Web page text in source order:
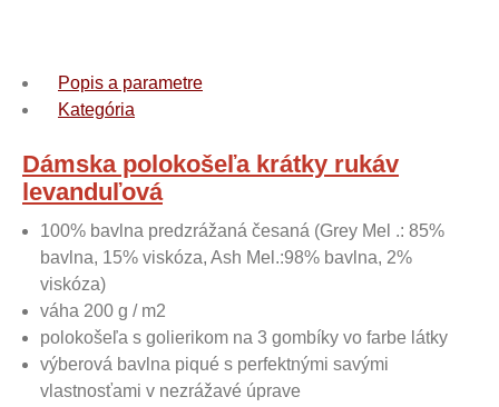
Popis a parametre
Kategória
Dámska polokošeľa krátky rukáv
levanduľová
100% bavlna predzrážaná česaná (Grey Mel .: 85%
bavlna, 15% viskóza, Ash Mel.:98% bavlna, 2%
viskóza)
váha 200 g / m2
polokošeľa s golierikom na 3 gombíky vo farbe látky
výberová bavlna piqué s perfektnými savými
vlastnosťami v nezrážavé úprave